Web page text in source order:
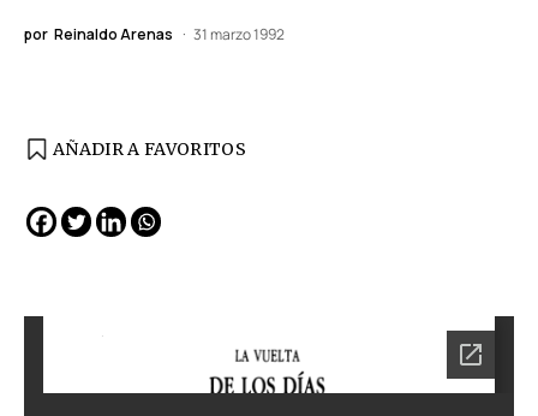
por Reinaldo Arenas 31 marzo 1992
AÑADIR A FAVORITOS